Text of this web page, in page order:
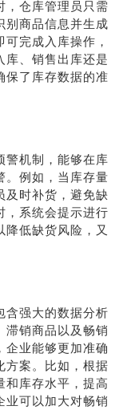
，仓库管理员只需
别商品信息并生成
完成入库操作，
库、销售出库还是
保了库存数据的准
警机制，能够在库
。例如，当库存量
及时补货，避免缺
，系统会提示进行
低缺货风险，又
含强大的数据分析
滞销商品以及畅销
企业能够更加准确
方案。比如，根据
和库存水平，提高
业可以加大对畅销